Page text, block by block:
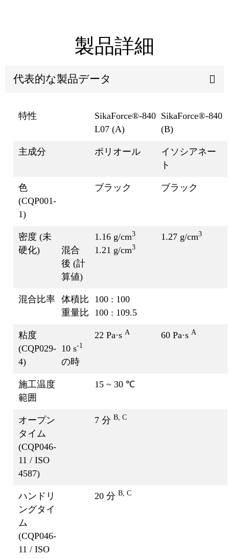
製品詳細
代表的な製品データ
特性
SikaForce®-840
L07 (A)
SikaForce®-840
(B)
主成分 ポリオール
イソシアネー
ト
色
(CQP001-
1)
ブラック ブラック
密度 (未
硬化)
混合
後 (計
算値)
1.16 g/cm3 1.27 g/cm3
1.21 g/cm3
混合比率 体積比
重量比
100 : 100
100 : 109.5
粘度
(CQP029-
4)
10 s-1
の時
22 Pa·s A 60 Pa·s A
施工温度
範囲
15 ~ 30 ℃
オープン
タイム
(CQP046-
11 / ISO
4587)
7 分 B, C
ハンドリ
ングタイ
ム
(CQP046-
11 / ISO
20 分 B, C